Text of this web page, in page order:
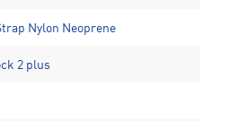
Nylon Neoprene
2 plus